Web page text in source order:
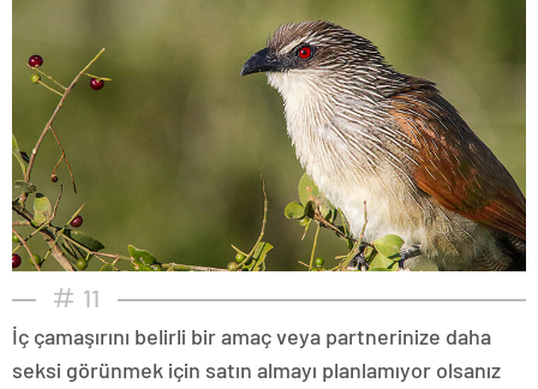
11
İç çamaşırını belirli bir amaç veya partnerinize daha
seksi görünmek için satın almayı planlamıyor olsanız